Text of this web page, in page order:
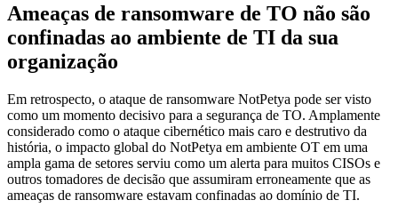
Ameaças de ransomware de TO não são
confinadas ao ambiente de TI da sua
organização
Em retrospecto, o ataque de ransomware NotPetya pode ser visto
como um momento decisivo para a segurança de TO. Amplamente
considerado como o ataque cibernético mais caro e destrutivo da
história, o impacto global do NotPetya em ambiente OT em uma
ampla gama de setores serviu como um alerta para muitos CISOs e
outros tomadores de decisão que assumiram erroneamente que as
ameaças de ransomware estavam confinadas ao domínio de TI.